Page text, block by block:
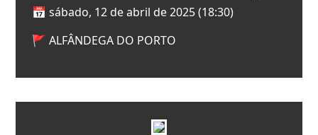
📅 sábado, 12 de abril de 2025 (18:30)
🚩 ALFÂNDEGA DO PORTO